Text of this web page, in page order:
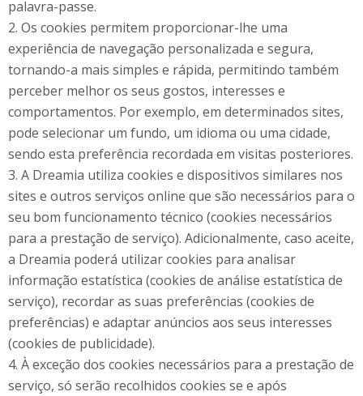
palavra-passe.
2. Os cookies permitem proporcionar-lhe uma
experiência de navegação personalizada e segura,
tornando-a mais simples e rápida, permitindo também
perceber melhor os seus gostos, interesses e
comportamentos. Por exemplo, em determinados sites,
pode selecionar um fundo, um idioma ou uma cidade,
sendo esta preferência recordada em visitas posteriores.
3. A Dreamia utiliza cookies e dispositivos similares nos
sites e outros serviços online que são necessários para o
seu bom funcionamento técnico (cookies necessários
para a prestação de serviço). Adicionalmente, caso aceite,
a Dreamia poderá utilizar cookies para analisar
informação estatística (cookies de análise estatística de
serviço), recordar as suas preferências (cookies de
preferências) e adaptar anúncios aos seus interesses
(cookies de publicidade).
4. À exceção dos cookies necessários para a prestação de
serviço, só serão recolhidos cookies se e após